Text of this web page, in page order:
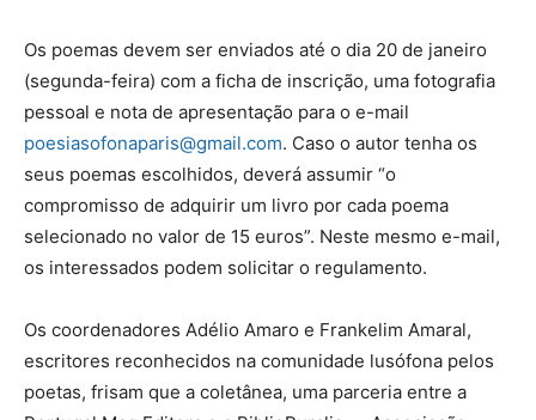
Os poemas devem ser enviados até o dia 20 de janeiro
(segunda-feira) com a ficha de inscrição, uma fotografia
pessoal e nota de apresentação para o e-mail
poesiasofonaparis@gmail.com. Caso o autor tenha os
seus poemas escolhidos, deverá assumir “o
compromisso de adquirir um livro por cada poema
selecionado no valor de 15 euros”. Neste mesmo e-mail,
os interessados podem solicitar o regulamento.
Os coordenadores Adélio Amaro e Frankelim Amaral,
escritores reconhecidos na comunidade lusófona pelos
poetas, frisam que a coletânea, uma parceria entre a